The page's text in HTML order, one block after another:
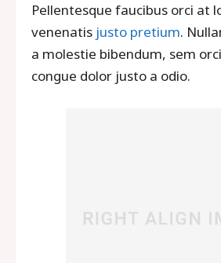
Pellentesque faucibus orci at
venenatisjusto pretium.
a molestie bibendum, sem
congue dolor justo a odio.